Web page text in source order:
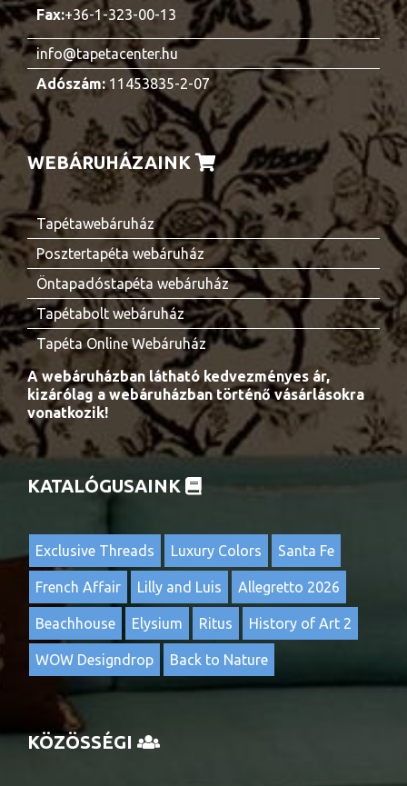
Fax:+36-1-323-00-13
info@tapetacenter.hu
Adószám:11453835-2-07
WEBÁRUHÁZAINK
Tapétawebáruház
Posztertapéta webáruház
Öntapadóstapéta webáruház
Tapétabolt webáruház
Tapéta Online Webáruház
A webáruházban látható kedvezményes ár,
kizárólag a webáruházban történő vásárlásokra
vonatkozik!
KATALÓGUSAINK
Exclusive Threads Luxury Colors Santa Fe
French Affair Lilly and Luis Allegretto 2026
Beachhouse Elysium Ritus History of Art 2
WOW Designdrop Back to Nature
KÖZÖSSÉGI